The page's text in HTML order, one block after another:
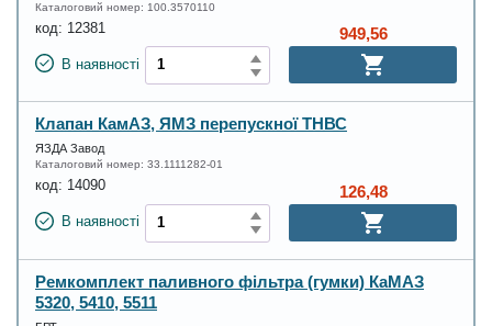
Каталоговий номер: 100.3570110
код: 12381
В наявності
949,56
Клапан КамАЗ, ЯМЗ перепускної ТНВС
ЯЗДА Завод
Каталоговий номер: 33.1111282-01
код: 14090
В наявності
126,48
Ремкомплект паливного фільтра (гумки) КаМАЗ
5320, 5410, 5511